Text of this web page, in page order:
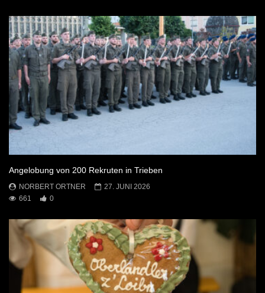
Angelobung von 200 Rekruten in Trieben
NORBERT ORTNER
27. JUNI 2026
661
0